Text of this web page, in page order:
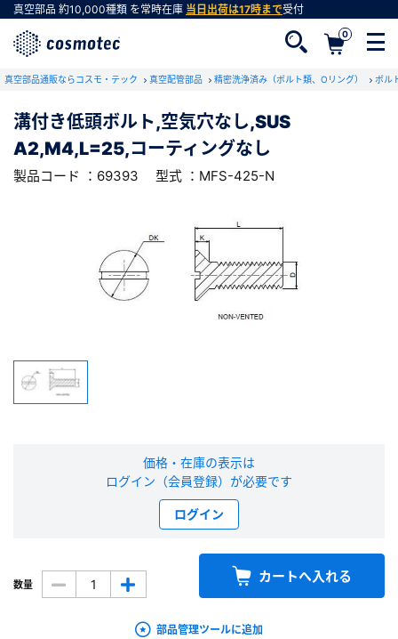
真空部品 約10,000種類 を常時在庫 当日出荷は17時まで受付
0
真空部品通販ならコスモ・テック 真空配管部品 精密洗浄済み（ボルト類、Oリング） ボル
溝付き低頭ボルト,空気穴なし,SUS
A2,M4,L=25,コーティングなし
製品コード ：69393 型式 ：MFS-425-N
価格・在庫の表示は
ログイン（会員登録）が必要です
ログイン
数量 カートへ入れる
部品管理ツールに追加
RoHS2適合報告書のダウンロード
下記製品のRoHS2適合報告書のダウンロードをします。
溝付き低頭ボルト,空気穴なし,SUS
A2,M4,L=25,コーティングなし
型式 ：MFS-425-N 製品コード ：69393
必須
会員登録がお済みでない方
会員登録をすれば、便利な機能がご利用いただけ
※新規会員登録をお申し込み頂いてから本登録となるまで、数日間かかる場合
があります。また当社の判断によりお断りする場合があります。
ログイン
※パスワードをお忘れの方は、パスワード再発行ページへ